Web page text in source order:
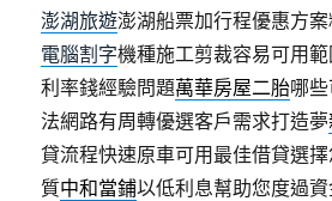
澎湖旅遊澎湖船票加行程優惠方案
電腦割字機種施工剪裁容易可用
利率錢經驗問題萬華房屋二胎哪
法網路有周轉優選客戶需求打造夢
貸流程快速原車可用最佳借貸選
質中和當鋪以低利息幫助您度過